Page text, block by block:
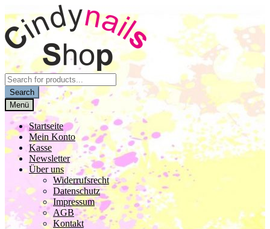
Navigation
springen
Inhalt
springen
Products
search
Search
Menü
Startseite
Mein Konto
Kasse
Newsletter
Über uns
Widerrufsrecht
Datenschutz
Impressum
AGB
Kontakt